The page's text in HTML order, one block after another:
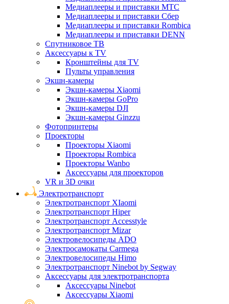
Медиаплееры и приставки МТС
Медиаплееры и приставки Сбер
Медиаплееры и приставки Rombica
Медиаплееры и приставки DENN
Спутниковое ТВ
Аксессуары к TV
Кронштейны для TV
Пульты управления
Экшн-камеры
Экшн-камеры Xiaomi
Экшн-камеры GoPro
Экшн-камеры DJI
Экшн-камеры Ginzzu
Фотопринтеры
Проекторы
Проекторы Xiaomi
Проекторы Rombica
Проекторы Wanbo
Аксессуары для проекторов
VR и 3D очки
Электротранспорт
Электротранспорт XIaomi
Электротранспорт Hiper
Электротранспорт Accesstyle
Электротранспорт Mizar
Электровелосипеды ADO
Электросамокаты Carmega
Электровелосипеды Himo
Электротранспорт Ninebot by Segway
Аксессуары для электротранспорта
Аксессуары Ninebot
Аксессуары Xiaomi